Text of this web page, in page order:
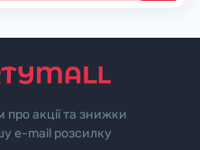
акції та знижки
e-mail розсилку